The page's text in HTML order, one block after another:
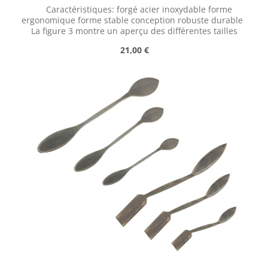
ergonomique forme stable conception robuste durable
La figure 3 montre un aperçu des différentes tailles
Prix régulier :
21,00 €